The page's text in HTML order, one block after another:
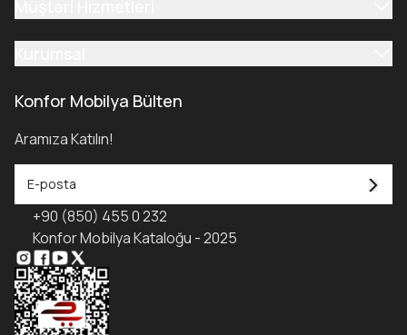
Konfor Mobilya Bülten
Aramıza Katılın!
+90 (850) 455 0 232
Konfor Mobilya Kataloğu - 2025